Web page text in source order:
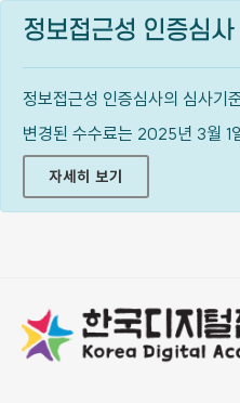
정보접근성 인증심
정보접근성 인증심사의 심사기
변경된 수수료는 2025년 3월 1
자세히 보기